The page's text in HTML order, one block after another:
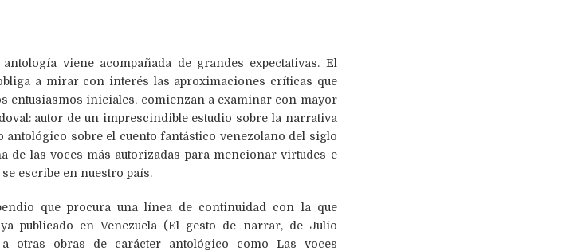
viene acompañada de grandes expectativas. El
a mirar con interés las aproximaciones críticas que
entusiasmos iniciales, comienzan a examinar con mayor
autor de un imprescindible estudio sobre la narrativa
antológico sobre el cuento fantástico venezolano del siglo
de las voces más autorizadas para mencionar virtudes e
escribe en nuestro país.
que procura una línea de continuidad con la que
publicado en Venezuela (El gesto de narrar, de Julio
otras obras de carácter antológico como Las voces